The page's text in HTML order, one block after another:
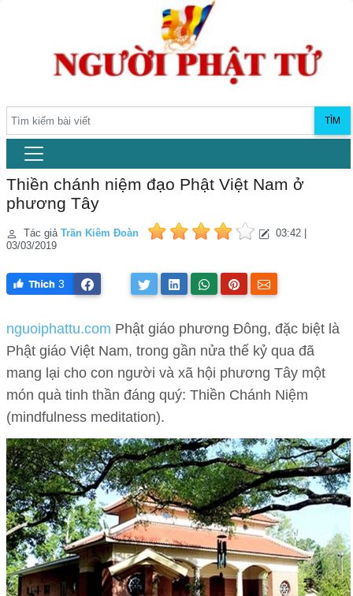
TÌM
Thiền chánh niệm đạo Phật Việt Nam ở
phương Tây
Tác giả Trần Kiêm Đoàn
03:42 |
03/03/2019
3
nguoiphattu.com Phật giáo phương Đông, đặc biệt là
Phật giáo Việt Nam, trong gần nửa thế kỷ qua đã
mang lại cho con người và xã hội phương Tây một
món quà tinh thần đáng quý: Thiền Chánh Niệm
(mindfulness meditation).